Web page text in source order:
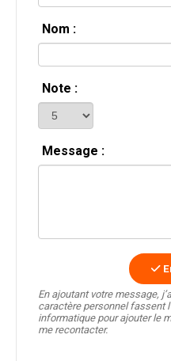
Nom :
Note :
Message :
En ajoutant votre message,
caractère personnel fassent
informatique pour ajouter le
me recontacter.